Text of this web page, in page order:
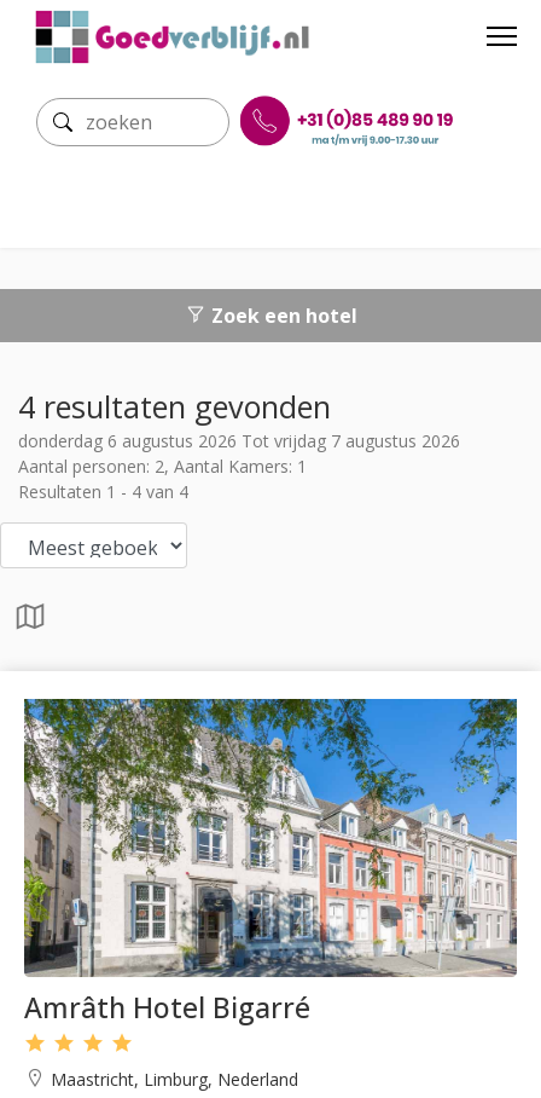
Zoek een hotel
4 resultaten gevonden
donderdag 6 augustus 2026 Tot vrijdag 7 augustus 2026
Aantal personen: 2, Aantal Kamers: 1
Resultaten 1 - 4 van 4
Amrâth Hotel Bigarré
Maastricht, Limburg, Nederland